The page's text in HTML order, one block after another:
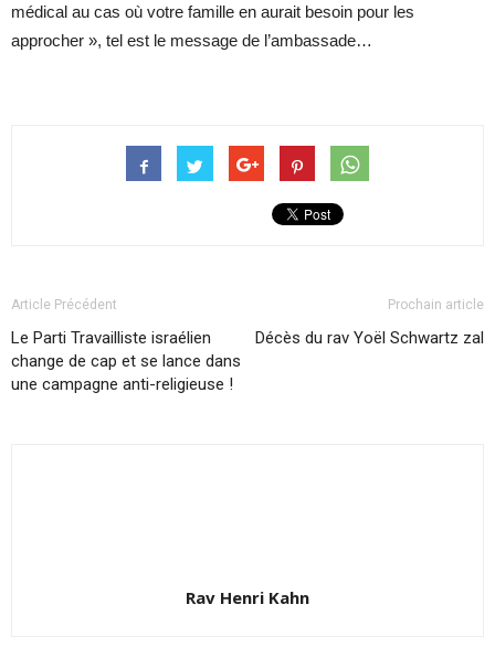
médical au cas où votre famille en aurait besoin pour les
approcher », tel est le message de l’ambassade…
Article Précédent
Le Parti Travailliste israélien
change de cap et se lance dans
une campagne anti-religieuse !
Prochain article
Décès du rav Yoël Schwartz zal
Rav Henri Kahn